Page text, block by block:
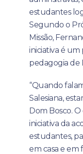
estudantes
Segundo o
Missão,
iniciativa é
pedagogia de
“Quando
Salesiana,
Dom Bosco.
iniciativa da
estudantes,
em casa e em